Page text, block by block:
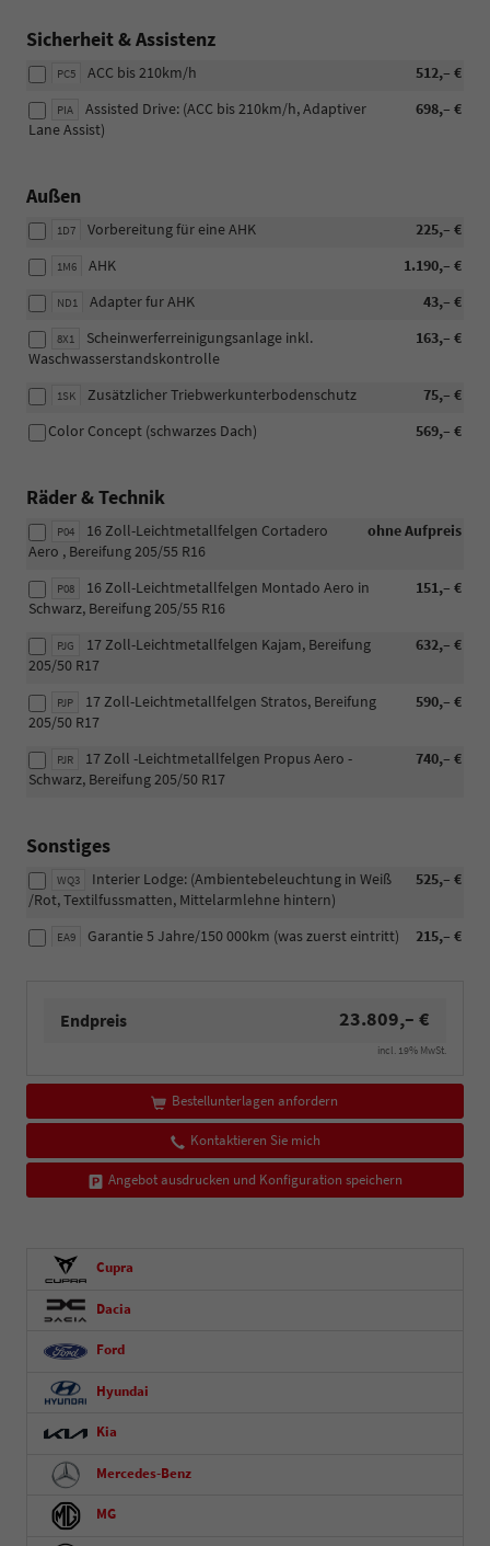
Sicherheit & Assistenz
PC5 512,– €
ACC bis 210km/h
PIA 698,– €
Assisted Drive: (ACC bis 210km/h, Adaptiver
Lane Assist)
Außen
1D7 225,– €
Vorbereitung für eine AHK
1M6 1.190,– €
AHK
ND1 43,– €
Adapter fur AHK
8X1 163,– €
Scheinwerferreinigungsanlage inkl.
Waschwasserstandskontrolle
1SK 75,– €
Zusätzlicher Triebwerkunterbodenschutz
569,– €
Color Concept (schwarzes Dach)
Räder & Technik
P04 ohne Aufpreis
16 Zoll-Leichtmetallfelgen Cortadero
Aero , Bereifung 205/55 R16
P08 151,– €
16 Zoll-Leichtmetallfelgen Montado Aero in
Schwarz, Bereifung 205/55 R16
PJG 632,– €
17 Zoll-Leichtmetallfelgen Kajam, Bereifung
205/50 R17
PJP 590,– €
17 Zoll-Leichtmetallfelgen Stratos, Bereifung
205/50 R17
PJR 740,– €
17 Zoll -Leichtmetallfelgen Propus Aero -
Schwarz, Bereifung 205/50 R17
Sonstiges
WQ3 525,– €
Interier Lodge: (Ambientebeleuchtung in Weiß
/Rot, Textilfussmatten, Mittelarmlehne hintern)
EA9 215,– €
Garantie 5 Jahre/150 000km (was zuerst eintritt)
Endpreis 23.809,– €
incl. 19% MwSt.
Bestellunterlagen anfordern
Kontaktieren Sie mich
Angebot ausdrucken und Konfiguration speichern
Cupra
Dacia
Ford
Hyundai
Kia
Mercedes-Benz
MG